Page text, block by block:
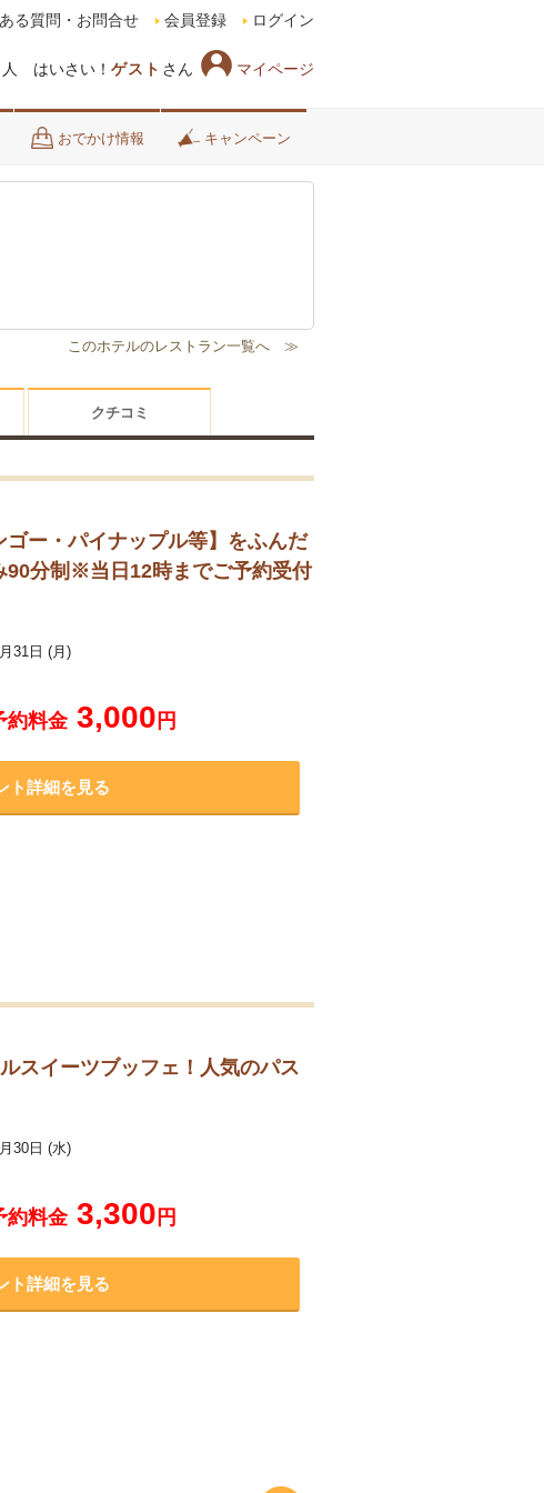
人 はいさい！ ゲスト さん マイページ
る質問・お問合せ 会員登録 ログイン
おでかけ情報 キャンペーン
クチコミ
ゴー・パイナップル等】をふんだ
90分制※当日12時までご予約受付
31日 (月)
約料金 3,000 円
ト詳細を見る
スイーツブッフェ！人気のパス
30日 (水)
約料金 3,300 円
ト詳細を見る